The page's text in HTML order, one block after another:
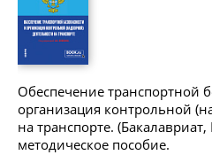
Обеспечение транспортной
организация контрольной
на транспорте.
методическое пособие.